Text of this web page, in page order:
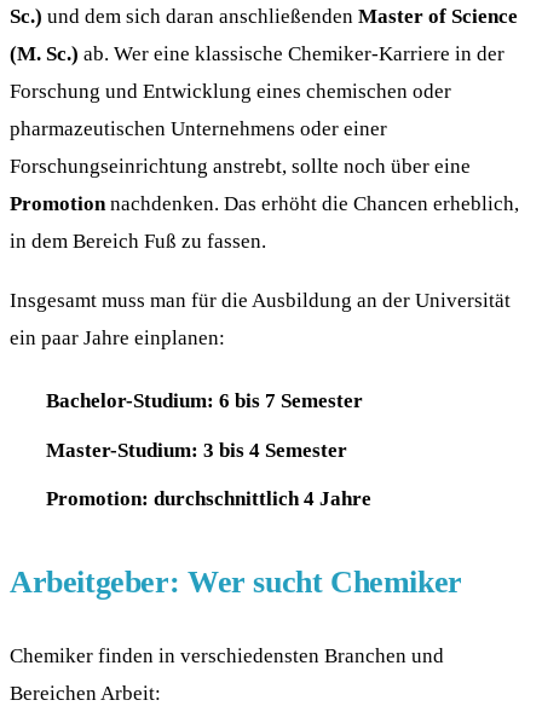
Sc.) und dem sich daran anschließenden Master of Science
(M. Sc.) ab. Wer eine klassische Chemiker-Karriere in der
Forschung und Entwicklung eines chemischen oder
pharmazeutischen Unternehmens oder einer
Forschungseinrichtung anstrebt, sollte noch über eine
Promotion nachdenken. Das erhöht die Chancen erheblich,
in dem Bereich Fuß zu fassen.
Insgesamt muss man für die Ausbildung an der Universität
ein paar Jahre einplanen:
Bachelor-Studium: 6 bis 7 Semester
Master-Studium: 3 bis 4 Semester
Promotion: durchschnittlich 4 Jahre
Arbeitgeber: Wer sucht Chemiker
Chemiker finden in verschiedensten Branchen und
Bereichen Arbeit: